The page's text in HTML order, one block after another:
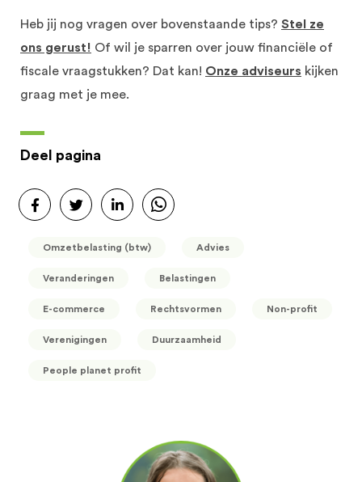
Heb jij nog vragen over bovenstaande tips? Stel ze
ons gerust! Of wil je sparren over jouw financiële of
fiscale vraagstukken? Dat kan! Onze adviseurs kijken
graag met je mee.
Deel pagina
Omzetbelasting (btw) Advies
Veranderingen Belastingen
E-commerce Rechtsvormen Non-profit
Verenigingen Duurzaamheid
People planet profit